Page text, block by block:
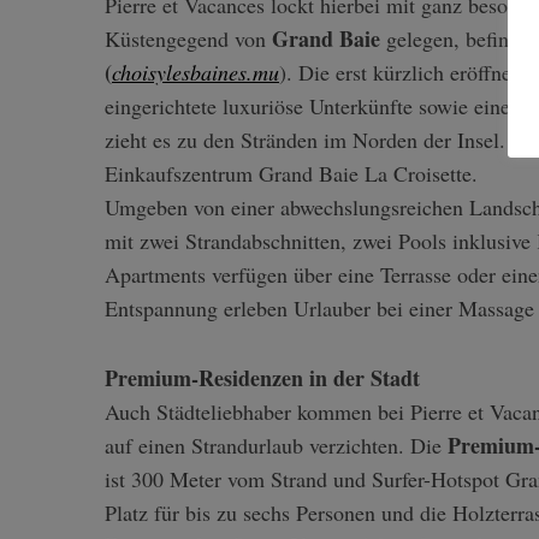
Küstengegend von Grand Baie gelegen,
(choisylesbaines.mu). Die erst kürzlich eröffnete
eingerichtete luxuriöse Unterkünfte sowie einen
zieht es zu den Stränden im Norden der Insel.
Einkaufszentrum Grand Baie La Croisette.
Umgeben von einer abwechslungsreichen
mit zwei Strandabschnitten, zwei Pools
Apartments verfügen über eine Terrasse oder
Entspannung erleben Urlauber bei einer
Premium-Residenzen in der Stadt
Auch Städteliebhaber kommen bei Pierre et
auf einen Strandurlaub verzichten. Die
ist 300 Meter vom Strand und Surfer-Hotspot
Platz für bis zu sechs Personen und die